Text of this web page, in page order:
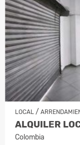
LOCAL /
Colombia